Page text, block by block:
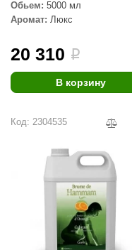
Обьем: 5000 мл
Аромат: Люкс
20 310 i
В корзину
Код: 2304535